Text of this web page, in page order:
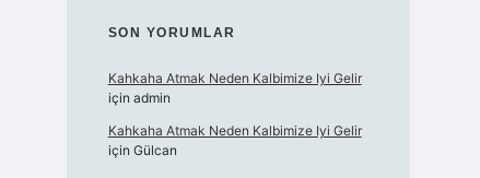
SON YORUMLAR
Kahkaha Atmak Neden Kalbimize Iyi Gelir
için admin
Kahkaha Atmak Neden Kalbimize Iyi Gelir
için Gülcan